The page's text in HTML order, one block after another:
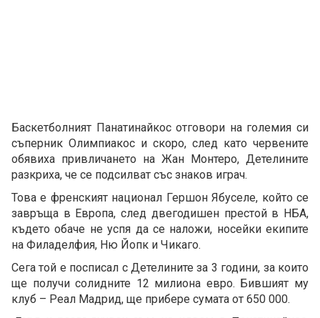
Баскетболният Панатинайкос отговори на големия си
съперник Олимпиакос и скоро, след като червените
обявиха привличането на Жан Монтеро, Детелините
разкриха, че се подсилват със знаков играч.
Това е френският национал Гершон Ябуселе, който се
завръща в Европа, след двегодишен престой в НБА,
където обаче не успя да се наложи, носейки екипите
на Филаделфия, Ню Йопк и Чикаго.
Сега той е посписал с Детелините за 3 години, за които
ще получи солидните 12 милиона евро. Бившият му
клуб – Реал Мадрид, ще прибере сумата от 650 000.